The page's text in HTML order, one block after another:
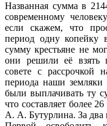
Названная сумма в
современному
если скажем, что
период одну копейку
сумму крестьяне не
они решили её взять
совете с рассрочкой
периода наши
были выплачивать ту
что составляет более
А. А. Бутурлина. За два